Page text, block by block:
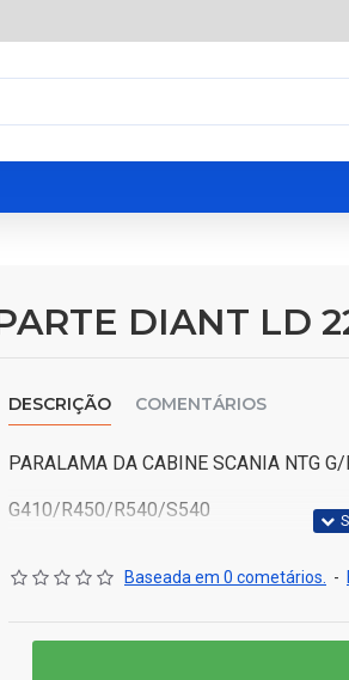
DIANT LD
DESCRIÇÃO COMENTÁRIOS
PARALAMA DA CABINE SCANIA NTG
G410/R450/R540/S540
Baseada em 0 cometários. -